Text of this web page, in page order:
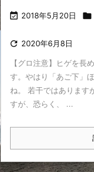
 2018年5月20日 
 2020年6月8日
【グロ注意】ヒゲを長
す。やはり「あご下」
ね。 若干ではあります
すが、恐らく、 ...